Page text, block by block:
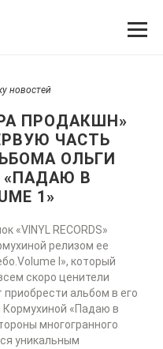
новостей
ПРОДАКШН»
ЧАСТЬ
ОЛЬГИ
В
1»
«VINYL RECORDS»
релизом ее
I», который
скоро ценители
приобрести альбом в его
Кормухиной «Падаю в
многогранного
уникальным